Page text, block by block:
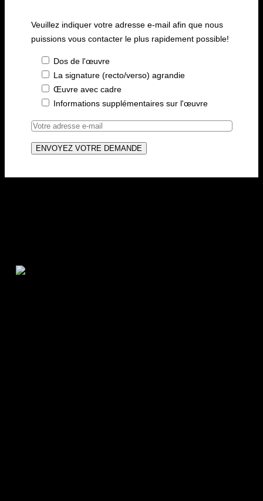
Veuillez indiquer votre adresse e-mail afin que nous
puissions vous contacter le plus rapidement possible!
Dos de l'œuvre
La signature (recto/verso) agrandie
Œuvre avec cadre
Informations supplémentaires sur l'œuvre